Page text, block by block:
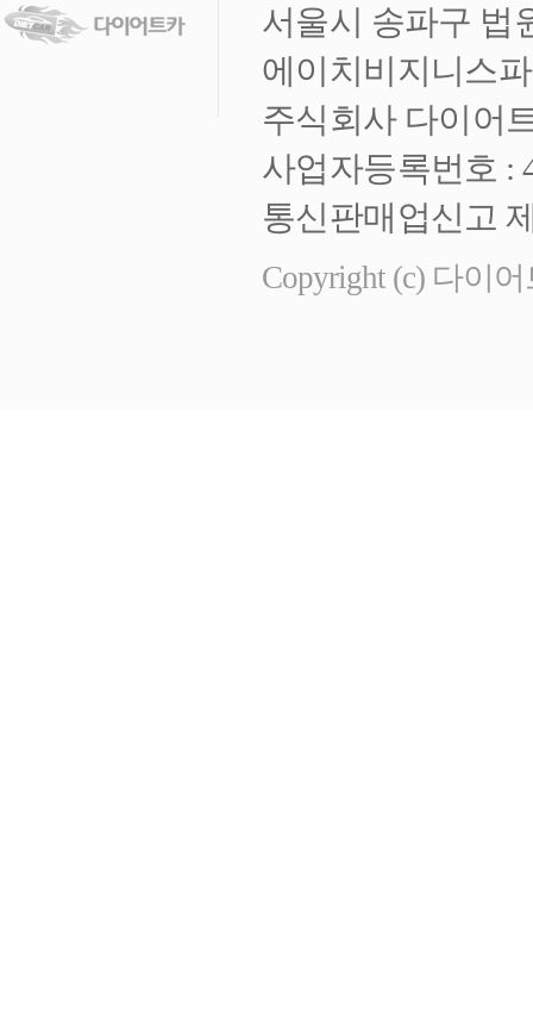
서울시 송파구 법
에이치비지니스
주식회사 다이어
사업자등록번호 :
통신판매업신고
Copyright (c) 다이